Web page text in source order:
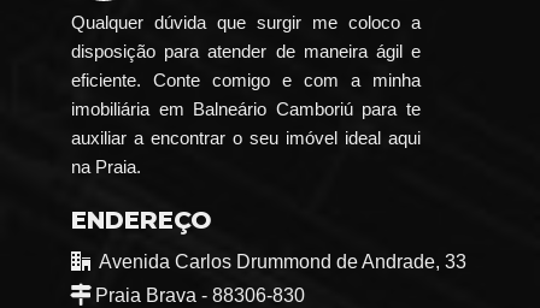
Qualquer dúvida que surgir me coloco a
disposição para atender de maneira ágil e
eficiente. Conte comigo e com a minha
imobiliária em Balneário Camboriú para te
auxiliar a encontrar o seu imóvel ideal aqui
na Praia.
ENDEREÇO
Avenida Carlos Drummond de Andrade, 33
Praia Brava - 88306-830